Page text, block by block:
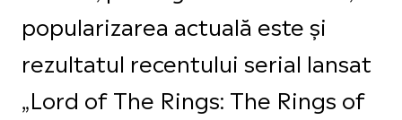
popularizarea actuală este și
rezultatul recentului serial lansat
„Lord of The Rings: The Rings of